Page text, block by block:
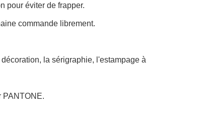
pour éviter de frapper.
commande librement.
la sérigraphie, l'estampage à
PANTONE.